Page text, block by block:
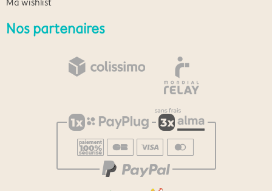
Ma wishlist
Nos partenaires